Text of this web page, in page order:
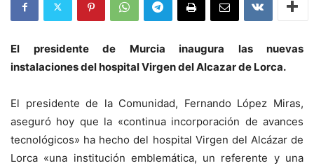
El presidente de Murcia inaugura las nuevas
instalaciones del hospital Virgen del Alcazar de Lorca.
El presidente de la Comunidad, Fernando López Miras,
aseguró hoy que la «continua incorporación de avances
tecnológicos» ha hecho del hospital Virgen del Alcázar de
Lorca «una institución emblemática, un referente y una